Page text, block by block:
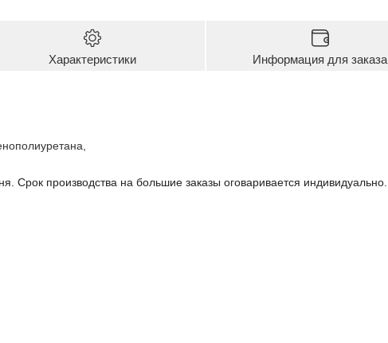
Характеристики Информация для заказа
Срок производства на большие заказы оговаривается индивидуально.